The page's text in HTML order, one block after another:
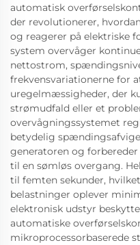
automatisk
der revolutionerer,
og reagerer på elektriske
system overvåger
nettostrom,
frekvensvariationerne for
uregelmæssigheder, der
strømudfald eller et
overvågningssystemet
betydelig
generatoren og
til en sømløs overgang.
til femten sekunder,
belastninger oplever
elektronisk udstyr
automatiske
mikroprocessorbaserede